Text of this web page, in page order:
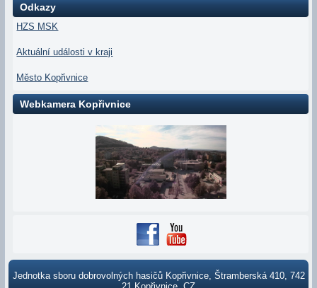
Odkazy
HZS MSK
Aktuální události v kraji
Město Kopřivnice
Webkamera Kopřivnice
Jednotka sboru dobrovolných hasičů Kopřivnice, Štramberská 410, 742